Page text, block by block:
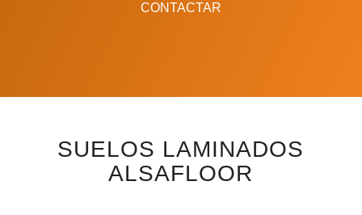
CONTACTAR
SUELOS LAMINADOS
ALSAFLOOR